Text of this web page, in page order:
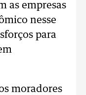
as empresas
nesse
para
moradores